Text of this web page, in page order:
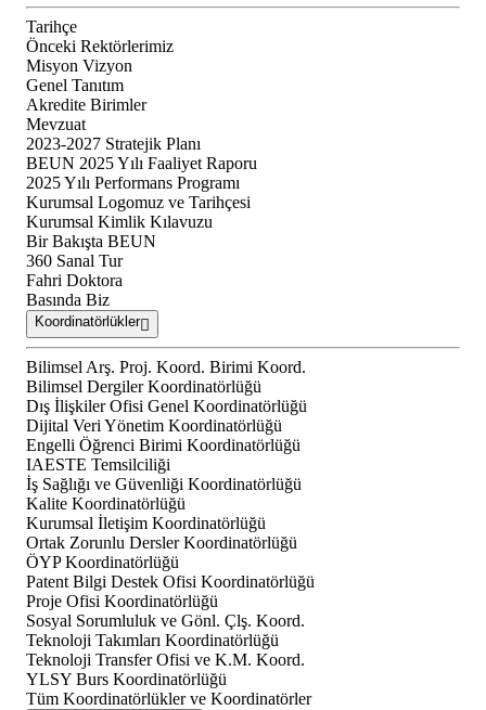
Tarihçe
Önceki Rektörlerimiz
Misyon Vizyon
Genel Tanıtım
Akredite Birimler
Mevzuat
2023-2027 Stratejik Planı
BEUN 2025 Yılı Faaliyet Raporu
2025 Yılı Performans Programı
Kurumsal Logomuz ve Tarihçesi
Kurumsal Kimlik Kılavuzu
Bir Bakışta BEUN
360 Sanal Tur
Fahri Doktora
Basında Biz
Koordinatörlükler
Bilimsel Arş. Proj. Koord. Birimi Koord.
Bilimsel Dergiler Koordinatörlüğü
Dış İlişkiler Ofisi Genel Koordinatörlüğü
Dijital Veri Yönetim Koordinatörlüğü
Engelli Öğrenci Birimi Koordinatörlüğü
IAESTE Temsilciliği
İş Sağlığı ve Güvenliği Koordinatörlüğü
Kalite Koordinatörlüğü
Kurumsal İletişim Koordinatörlüğü
Ortak Zorunlu Dersler Koordinatörlüğü
ÖYP Koordinatörlüğü
Patent Bilgi Destek Ofisi Koordinatörlüğü
Proje Ofisi Koordinatörlüğü
Sosyal Sorumluluk ve Gönl. Çlş. Koord.
Teknoloji Takımları Koordinatörlüğü
Teknoloji Transfer Ofisi ve K.M. Koord.
YLSY Burs Koordinatörlüğü
Tüm Koordinatörlükler ve Koordinatörler